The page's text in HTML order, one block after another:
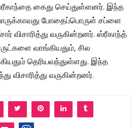
கைது செய்துள்ளனர். இந்த
போதைப்பொருள் சப்ளை
விசாரித்து வருகின்றனர். ஸ்ரீகாந்த்
வாங்கியதும், சில
தெரியவந்துள்ளது. இந்த
விசாரித்து வருகின்றனர்.